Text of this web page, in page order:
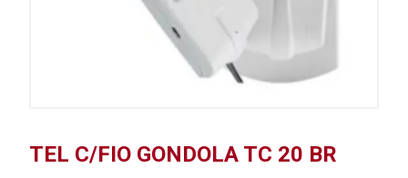
TEL C/FIO GONDOLA TC 20 BR